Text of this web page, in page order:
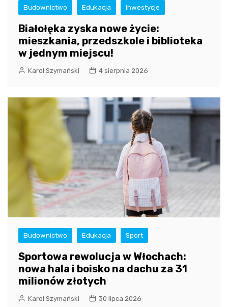
Budownictwo Edukacja Inwestycje
Białołęka zyska nowe życie:
mieszkania, przedszkole i biblioteka
w jednym miejscu!
Karol Szymański 4 sierpnia 2026
Budownictwo Edukacja Sport
Sportowa rewolucja w Włochach:
nowa hala i boisko na dachu za 31
milionów złotych
Karol Szymański 30 lipca 2026